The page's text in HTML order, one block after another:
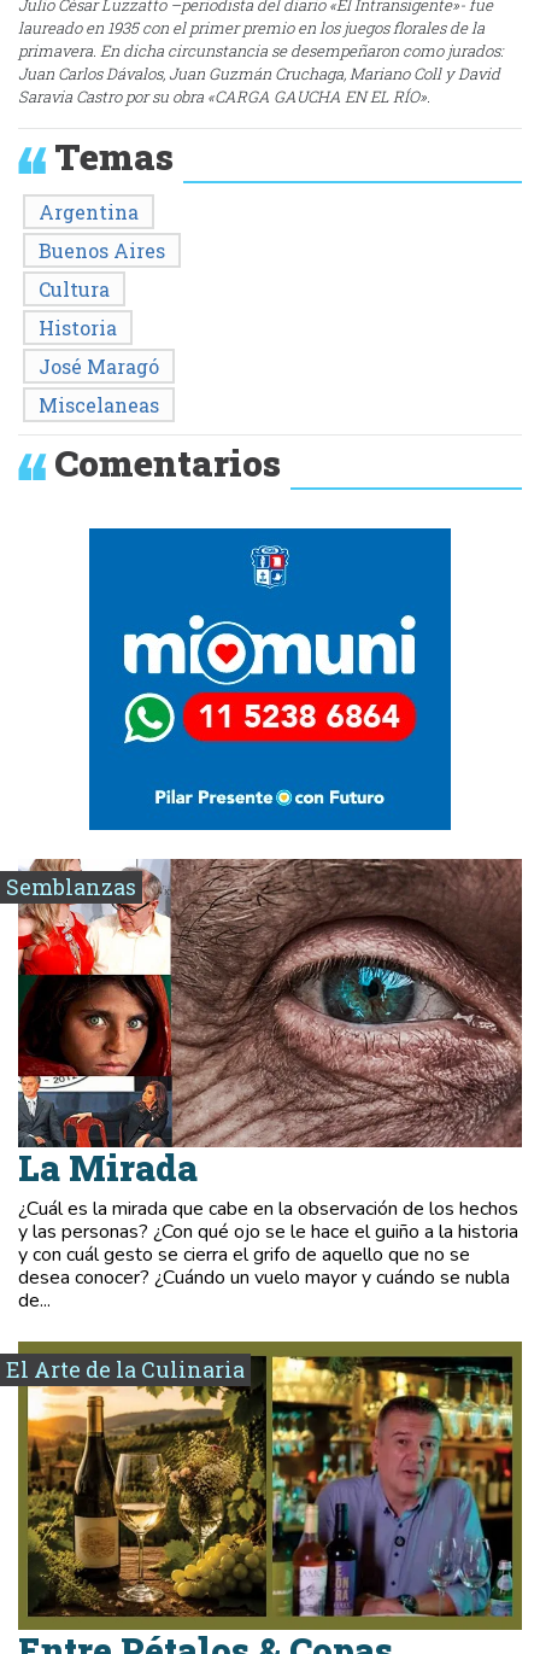
Julio César Luzzatto –periodista del diario «El Intransigente»- fue
laureado en 1935 con el primer premio en los juegos florales de la
primavera. En dicha circunstancia se desempeñaron como jurados:
Juan Carlos Dávalos, Juan Guzmán Cruchaga, Mariano Coll y David
Saravia Castro por su obra «CARGA GAUCHA EN EL RÍO».
Temas
Argentina
Buenos Aires
Cultura
Historia
José Maragó
Miscelaneas
Comentarios
Semblanzas
La Mirada
¿Cuál es la mirada que cabe en la observación de los hechos
y las personas? ¿Con qué ojo se le hace el guiño a la historia
y con cuál gesto se cierra el grifo de aquello que no se
desea conocer? ¿Cuándo un vuelo mayor y cuándo se nubla
de...
El Arte de la Culinaria